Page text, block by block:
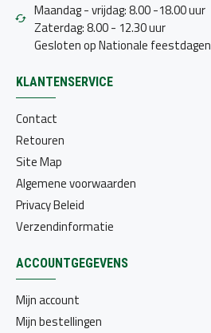
Maandag - vrijdag: 8.00 -18.00 uur
Zaterdag: 8.00 - 12.30 uur
Gesloten op Nationale feestdagen
KLANTENSERVICE
Contact
Retouren
Site Map
Algemene voorwaarden
Privacy Beleid
Verzendinformatie
ACCOUNTGEGEVENS
Mijn account
Mijn bestellingen